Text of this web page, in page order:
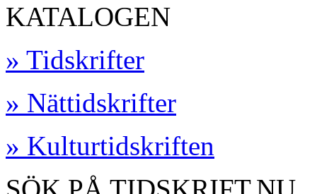
KATALOGEN
» Tidskrifter
» Nättidskrifter
» Kulturtidskriften